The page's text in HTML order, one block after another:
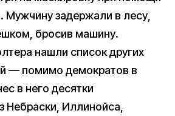
Мужчину задержали в лесу,
бросив машину.
нашли список других
— помимо демократов в
в него десятки
Небраски, Иллинойса,